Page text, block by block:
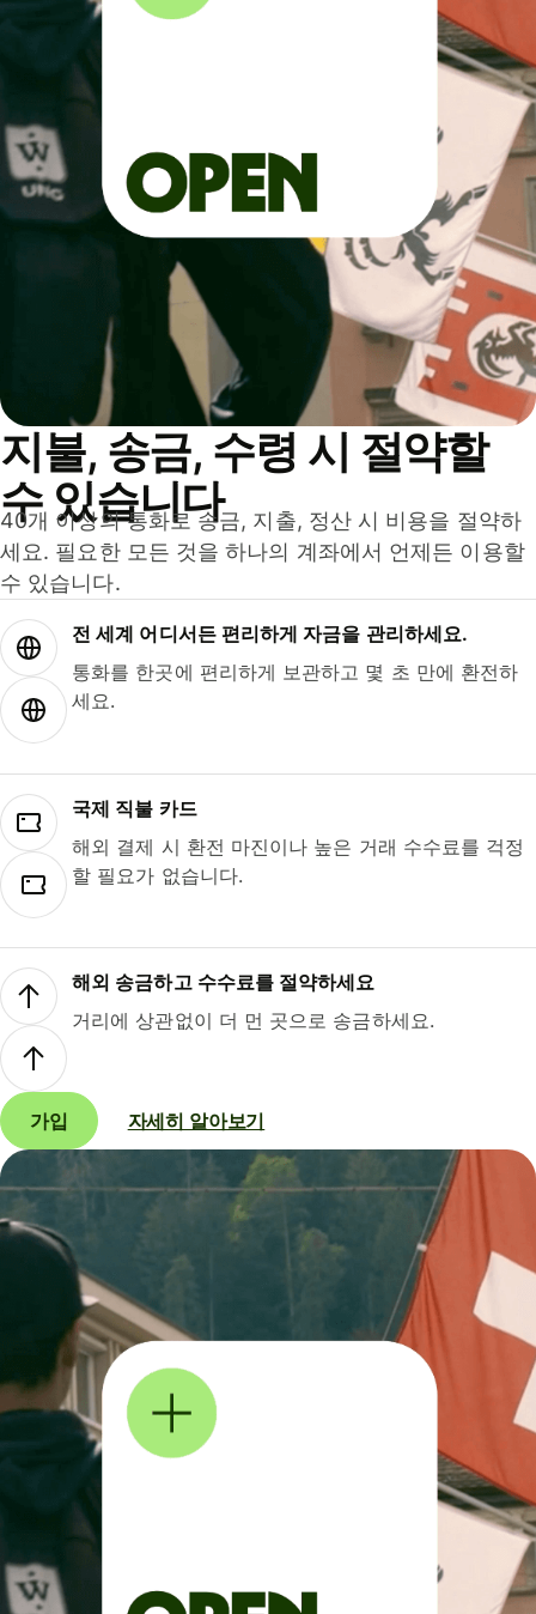
지불, 송금, 수령 시 절약할
수 있습니다
40개 이상의 통화로 송금, 지출, 정산 시 비용을 절약하
세요. 필요한 모든 것을 하나의 계좌에서 언제든 이용할
수 있습니다.
전 세계 어디서든 편리하게 자금을 관리하세요.
통화를 한곳에 편리하게 보관하고 몇 초 만에 환전하
세요.
국제 직불 카드
해외 결제 시 환전 마진이나 높은 거래 수수료를 걱정
할 필요가 없습니다.
해외 송금하고 수수료를 절약하세요
거리에 상관없이 더 먼 곳으로 송금하세요.
가입 자세히 알아보기